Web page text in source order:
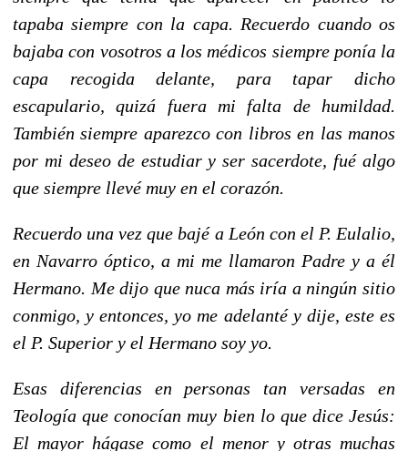
tapaba siempre con la capa. Recuerdo cuando os
bajaba con vosotros a los médicos siempre ponía la
capa recogida delante, para tapar dicho
escapulario, quizá fuera mi falta de humildad.
También siempre aparezco con libros en las manos
por mi deseo de estudiar y ser sacerdote, fué algo
que siempre llevé muy en el corazón.
Recuerdo una vez que bajé a León con el P. Eulalio,
en Navarro óptico, a mi me llamaron Padre y a él
Hermano. Me dijo que nuca más iría a ningún sitio
conmigo, y entonces, yo me adelanté y dije, este es
el P. Superior y el Hermano soy yo.
Esas diferencias en personas tan versadas en
Teología que conocían muy bien lo que dice Jesús:
El mayor hágase como el menor y otras muchas